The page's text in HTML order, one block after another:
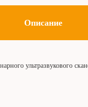
Описание
ультразвукового